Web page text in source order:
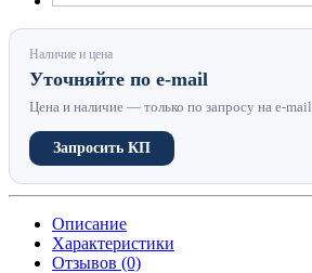
Наличие и цена
Уточняйте по e-mail
Цена и наличие — только по запросу на e-mail
Запросить КП
Описание
Характеристики
Отзывов (0)